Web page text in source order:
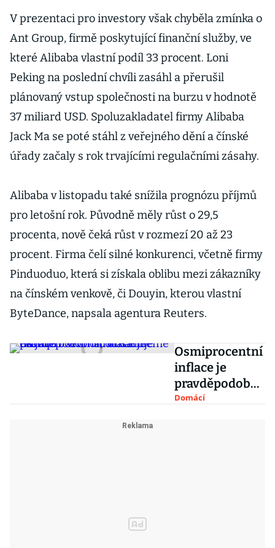
Průši
V prezentaci pro investory však chyběla zmínka o
Ant Group, firmě poskytující finanční služby, ve
které Alibaba vlastní podíl 33 procent. Loni
Peking na poslední chvíli zasáhl a přerušil
plánovaný vstup společnosti na burzu v hodnotě
37 miliard USD. Spoluzakladatel firmy Alibaba
Jack Ma se poté stáhl z veřejného dění a čínské
úřady začaly s rok trvajícími regulačními zásahy.
Alibaba v listopadu také snížila prognózu příjmů
pro letošní rok. Původně měly růst o 29,5
procenta, nově čeká růst v rozmezí 20 až 23
procent. Firma čelí silné konkurenci, včetně firmy
Pinduoduo, která si získala oblibu mezi zákazníky
na čínském venkově, či Douyin, kterou vlastní
ByteDance, napsala agentura Reuters.
Osmiprocentní
inflace je
pravděpodobná
, odhaduje
Domácí